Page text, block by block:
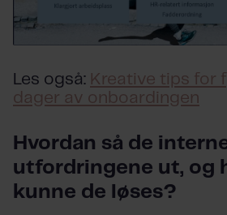
Les også: Kreative tips for
dager av onboardingen
Hvordan så de
utfordringene ut, og
kunne de løses?